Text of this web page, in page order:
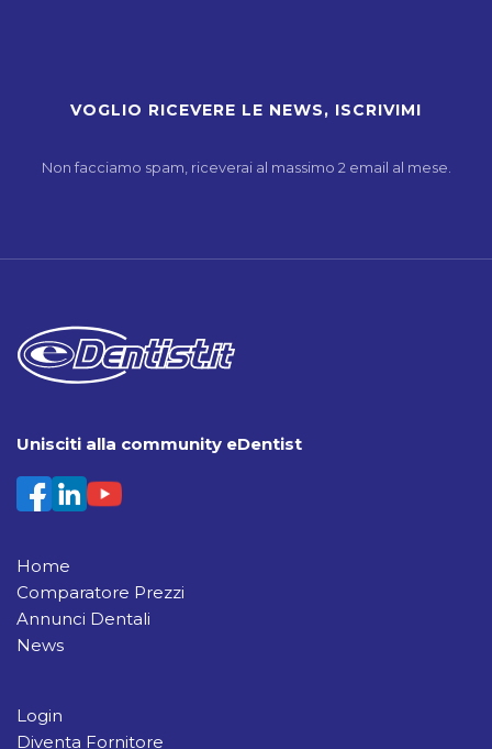
Non facciamo spam, riceverai al massimo 2 email al mese.
Unisciti alla community eDentist
Home
Comparatore Prezzi
Annunci Dentali
News
Login
Diventa Fornitore